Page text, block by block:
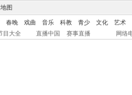
图
春晚 戏曲 音乐 科教 青少 文化
艺术
目大全 直播中国 赛事直播 网络